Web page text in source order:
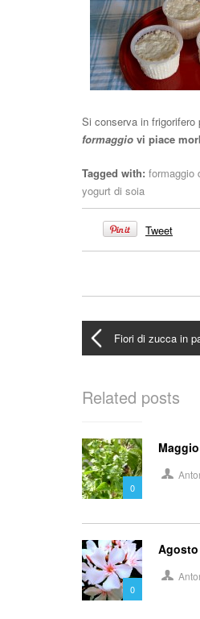
Si conserva in frigorifero
formaggio vi piace
Tagged with: formaggio
yogurt di soia
Tweet
Fiori di zucca in
Related posts
0
0